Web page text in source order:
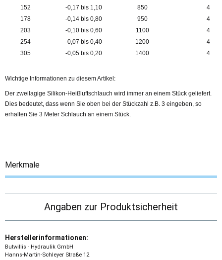
152
-0,17 bis 1,10 850
4
178
-0,14 bis 0,80 950
4
203
-0,10 bis 0,60 1100
4
254
-0,07 bis 0,40 1200
4
305
-0,05 bis 0,20 1400 4
Wichtige Informationen zu diesem Artikel:
Der zweilagige Silikon-Heißluftschlauch wird immer an einem Stück geliefert.
Dies bedeutet, dass wenn Sie oben bei der Stückzahl z.B. 3 eingeben, so
erhalten Sie 3 Meter Schlauch an einem Stück.
Merkmale
Angaben zur Produktsicherheit
Herstellerinformationen:
Butwillis - Hydraulik GmbH
Hanns-Martin-Schleyer Straße 12